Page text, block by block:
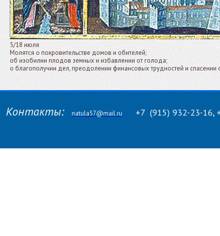
5/18 июля
Молятся о покровительстве домов и обителей;
об изобилии плодов земных и избавлении от голода;
о благополучии дел, преодолении финансовых трудностей и спасении
Контакты: natula57@mail.ru +7 (915) 932-23-16,